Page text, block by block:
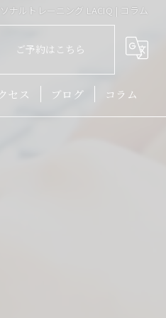
ナルトレーニング LACIQ | コラム
ご予約はこちら
セス ブログ コラム